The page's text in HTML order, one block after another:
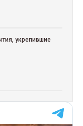
укрепившие